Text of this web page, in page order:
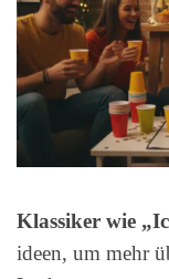
Klassiker wie
ideen, um mehr